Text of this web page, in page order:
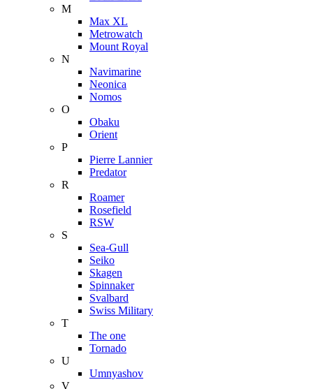
M
Max XL
Metrowatch
Mount Royal
N
Navimarine
Neonica
Nomos
O
Obaku
Orient
P
Pierre Lannier
Predator
R
Roamer
Rosefield
RSW
S
Sea-Gull
Seiko
Skagen
Spinnaker
Svalbard
Swiss Military
T
The one
Tornado
U
Umnyashov
V